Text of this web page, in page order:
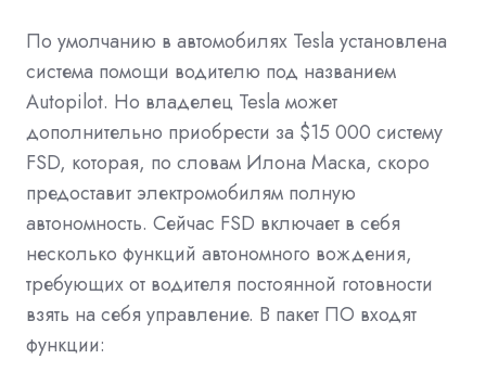
По умолчанию в автомобилях Tesla установлена
система помощи водителю под названием
Autopilot. Но владелец Tesla может
дополнительно приобрести за $15 000 систему
FSD, которая, по словам Илона Маска, скоро
предоставит электромобилям полную
автономность. Сейчас FSD включает в себя
несколько функций автономного вождения,
требующих от водителя постоянной готовности
взять на себя управление. В пакет ПО входят
функции: